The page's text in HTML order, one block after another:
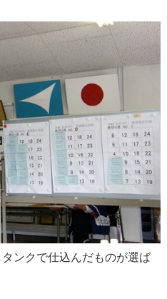
ンクで仕込んだものが選ば